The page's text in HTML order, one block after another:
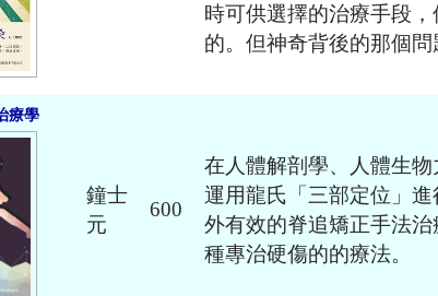
時可供選擇的治療手段
的。但神奇背後的那個
療學
鐘士
元
600
在人體解剖學、人體生
運用龍氏「三部定位」
外有效的脊追矯正手法
種專治硬傷的的療法。